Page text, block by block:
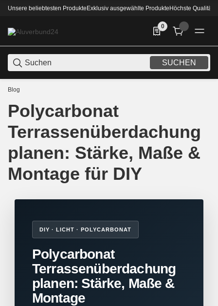
Unsere beliebtesten ProdukteExklusiv ausgewählte ProdukteHöchste Qualität
SUCHEN
0
0 Produkte in der
Blog
Polycarbonat
Terrassenüberdachung
planen: Stärke, Maße &
Montage für DIY
DIY · LICHT · POLYCARBONAT
Polycarbonat
Terrassenüberdachung
planen: Stärke, Maße &
Montage